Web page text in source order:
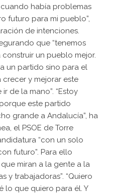
había problemas
futuro para mi pueblo”,
de intenciones.
que “tenemos
un pueblo mejor.
un partido sino para el
y mejorar este
de la mano”. “Estoy
este partido
grande a Andalucía”, ha
el PSOE de Torre
“con un solo
futuro”. Para ello
miran a la gente a la
y trabajadoras”. “Quiero
lo que quiero para él. Y